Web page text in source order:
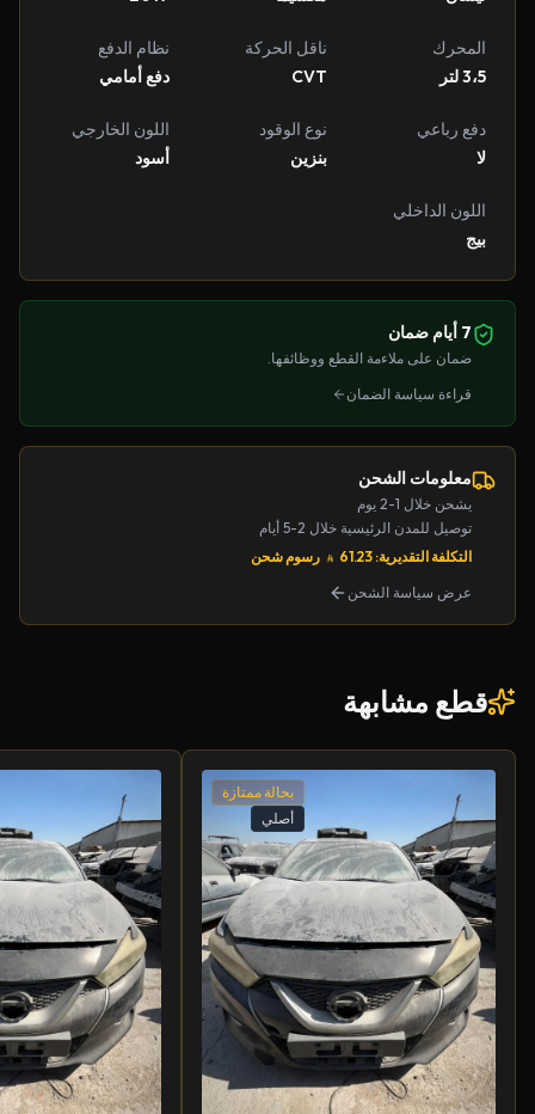
المحرك
3،5 لتر
ناقل الحركة
CVT
نظام الدفع
دفع أمامي
دفع رباعي
لا
نوع الوقود
بنزين
اللون الخارجي
أسود
اللون الداخلي
بيج
7 أيام ضمان
ضمان على ملاءمة القطع ووظائفها.
قراءة سياسة الضمان
معلومات الشحن
يشحن خلال 1-2 يوم
توصيل للمدن الرئيسية خلال 2-5 أيام
التكلفة التقديرية: 61.23
رسوم شحن
عرض سياسة الشحن
قطع مشابهة
بحالة ممتازة
أصلي